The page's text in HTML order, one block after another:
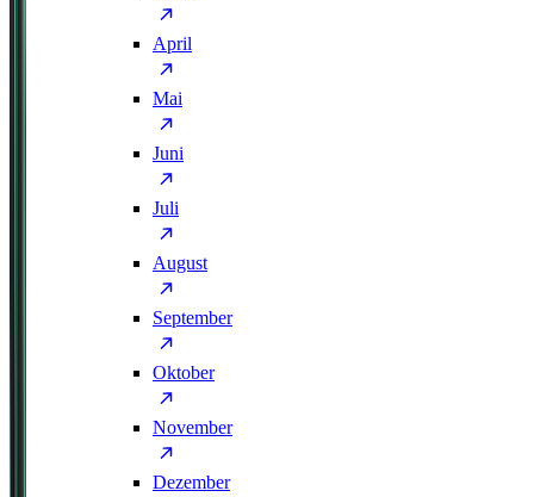
April
Mai
Juni
Juli
August
September
Oktober
November
Dezember